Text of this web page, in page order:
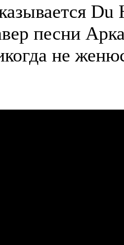
Du
песни
не